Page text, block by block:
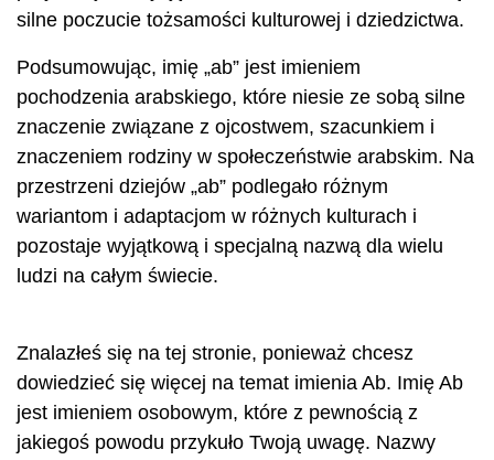
silne poczucie tożsamości kulturowej i dziedzictwa.
Podsumowując, imię „ab” jest imieniem
pochodzenia arabskiego, które niesie ze sobą silne
znaczenie związane z ojcostwem, szacunkiem i
znaczeniem rodziny w społeczeństwie arabskim. Na
przestrzeni dziejów „ab” podlegało różnym
wariantom i adaptacjom w różnych kulturach i
pozostaje wyjątkową i specjalną nazwą dla wielu
ludzi na całym świecie.
Znalazłeś się na tej stronie, ponieważ chcesz
dowiedzieć się więcej na temat imienia Ab. Imię Ab
jest imieniem osobowym, które z pewnością z
jakiegoś powodu przykuło Twoją uwagę. Nazwy